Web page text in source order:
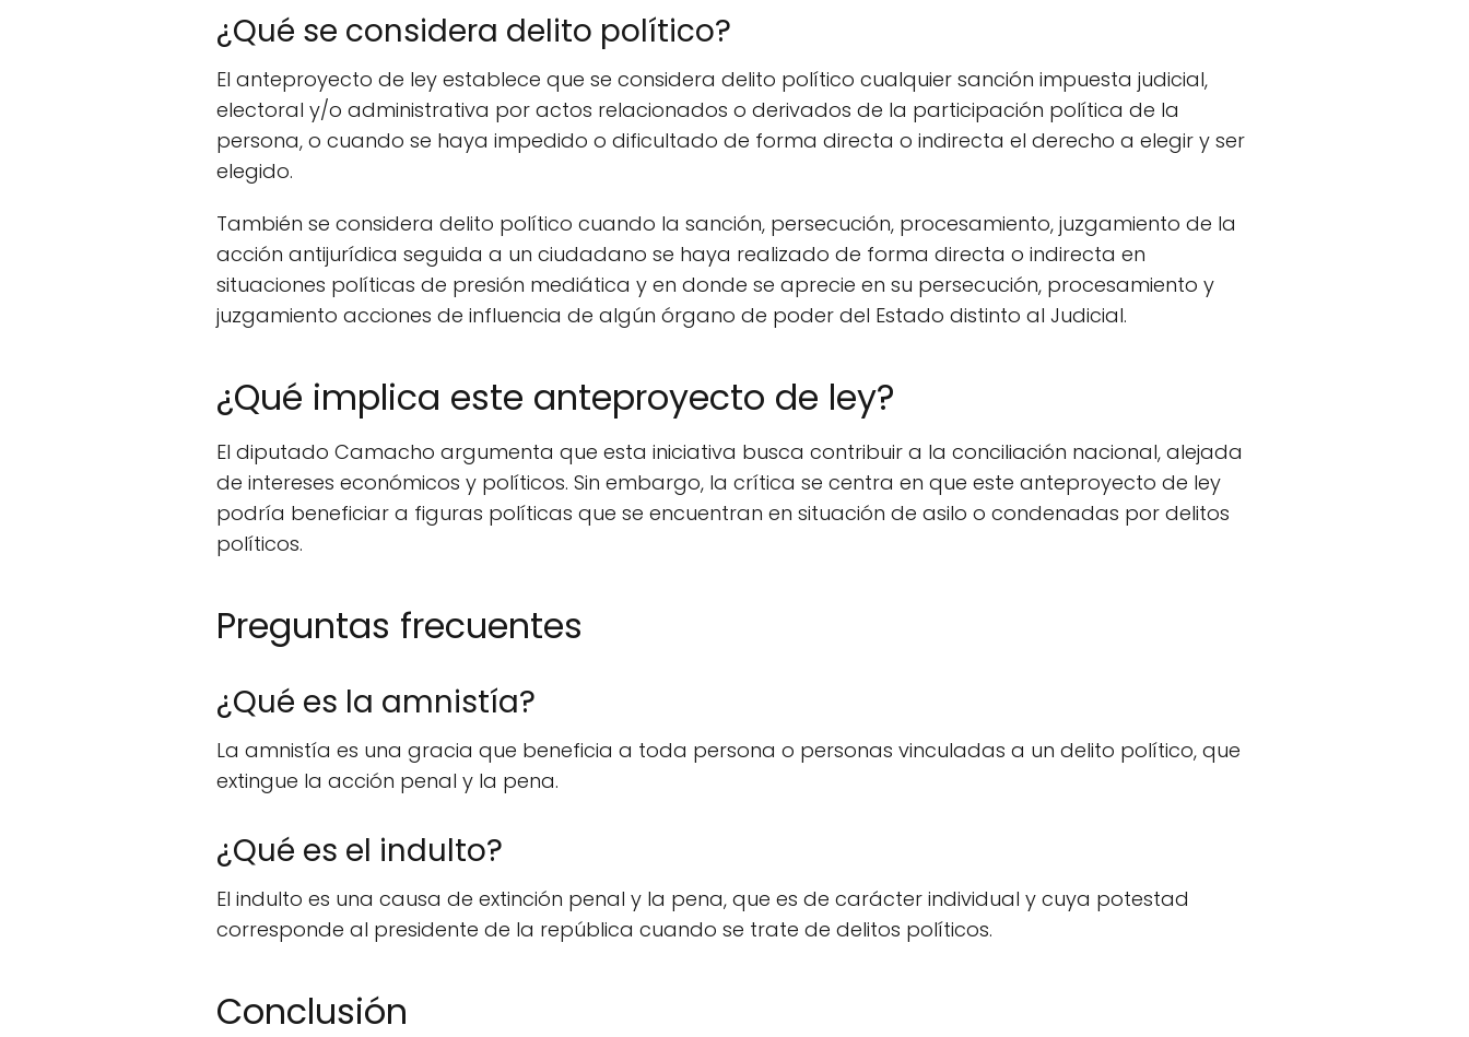
¿Qué se considera delito político?
El anteproyecto de ley establece que se considera delito político cualquier sanción impuesta judicial,
electoral y/o administrativa por actos relacionados o derivados de la participación política de la
persona, o cuando se haya impedido o dificultado de forma directa o indirecta el derecho a elegir y ser
elegido.
También se considera delito político cuando la sanción, persecución, procesamiento, juzgamiento de la
acción antijurídica seguida a un ciudadano se haya realizado de forma directa o indirecta en
situaciones políticas de presión mediática y en donde se aprecie en su persecución, procesamiento y
juzgamiento acciones de influencia de algún órgano de poder del Estado distinto al Judicial.
¿Qué implica este anteproyecto de ley?
El diputado Camacho argumenta que esta iniciativa busca contribuir a la conciliación nacional, alejada
de intereses económicos y políticos. Sin embargo, la crítica se centra en que este anteproyecto de ley
podría beneficiar a figuras políticas que se encuentran en situación de asilo o condenadas por delitos
políticos.
Preguntas frecuentes
¿Qué es la amnistía?
La amnistía es una gracia que beneficia a toda persona o personas vinculadas a un delito político, que
extingue la acción penal y la pena.
¿Qué es el indulto?
El indulto es una causa de extinción penal y la pena, que es de carácter individual y cuya potestad
corresponde al presidente de la república cuando se trate de delitos políticos.
Conclusión